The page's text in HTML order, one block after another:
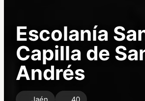
Escolanía
Capilla de
Andrés